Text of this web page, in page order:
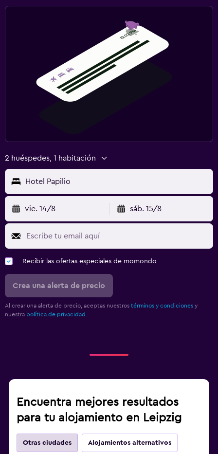
2 huéspedes, 1 habitación
Hotel Papilio
vie. 14/8 sáb. 15/8
Recibir las ofertas especiales de momondo
Crea una alerta de precio
Al crear una alerta de precio, aceptas nuestros términos y condiciones y
nuestra política de privacidad.
Encuentra mejores resultados
para tu alojamiento en Leipzig
Otras ciudades Alojamientos alternativos